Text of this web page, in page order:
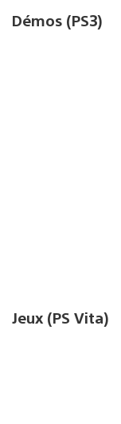
Démos (PS3)
Jeux (PS Vita)